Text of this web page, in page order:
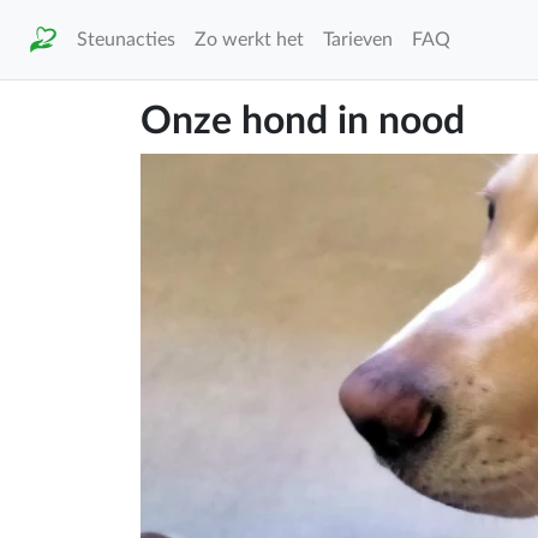
Steunacties Zo werkt het Tarieven FAQ
Onze hond in nood